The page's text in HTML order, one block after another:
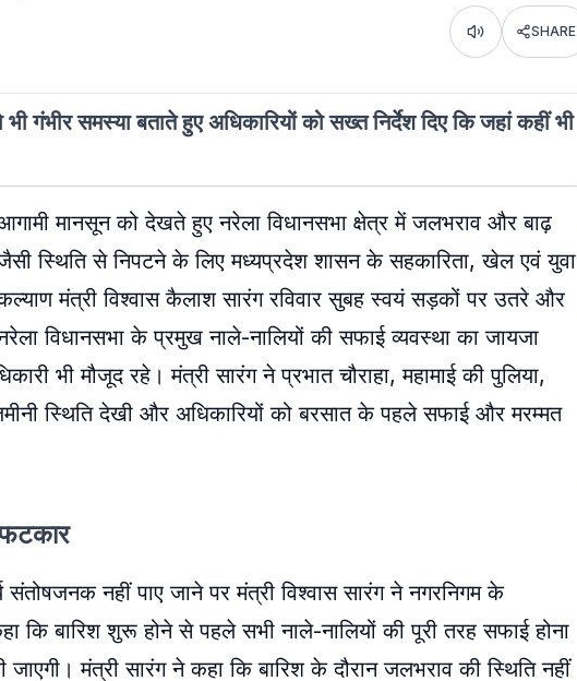
Listen SHARE
गंभीर समस्या बताते हुए अधिकारियों को सख्त निर्देश दिए कि जहां कहीं भी
मानसून को देखते हुए नरेला विधानसभा क्षेत्र में जलभराव और बाढ़
स्थिति से निपटने के लिए मध्यप्रदेश शासन के सहकारिता, खेल एवं युवा
मंत्री विश्वास कैलाश सारंग रविवार सुबह स्वयं सड़कों पर उतरे और
विधानसभा के प्रमुख नाले-नालियों की सफाई व्यवस्था का जायजा
भी मौजूद रहे। मंत्री सारंग ने प्रभात चौराहा, महामाई की पुलिया,
जमीनी स्थिति देखी और अधिकारियों को बरसात के पहले सफाई और मरम्मत
फटकार
संतोषजनक नहीं पाए जाने पर मंत्री विश्वास सारंग ने नगरनिगम के
कि बारिश शुरू होने से पहले सभी नाले-नालियों की पूरी तरह सफाई होना
जाएगी। मंत्री सारंग ने कहा कि बारिश के दौरान जलभराव की स्थिति नहीं